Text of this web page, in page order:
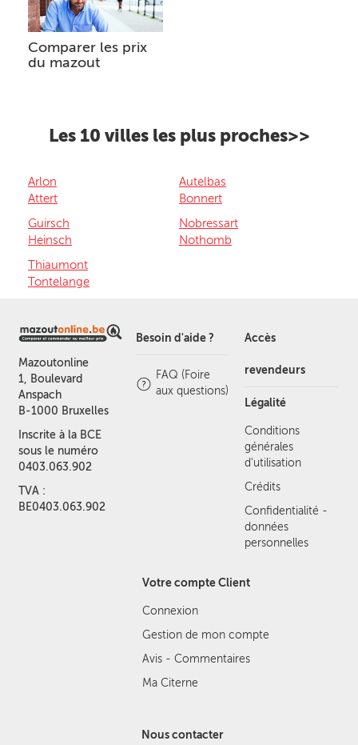
Comparer les prix
du mazout
Les 10 villes les plus proches>>
Arlon
Attert
Autelbas
Bonnert
Guirsch
Heinsch
Nobressart
Nothomb
Thiaumont
Tontelange
Mazoutonline
1, Boulevard
Anspach
B-1000 Bruxelles
Inscrite à la BCE
sous le numéro
0403.063.902
TVA :
BE0403.063.902
Besoin d'aide ?
FAQ (Foire
aux questions)
Accès
revendeurs
Légalité
Conditions
générales
d'utilisation
Crédits
Confidentialité -
données
personnelles
Votre compte Client
Connexion
Gestion de mon compte
Avis - Commentaires
Ma Citerne
Nous contacter